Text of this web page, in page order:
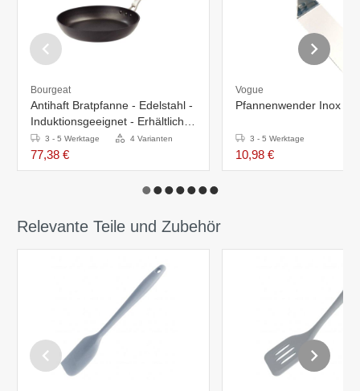
Bourgeat
Antihaft Bratpfanne - Edelstahl -
Induktionsgeeignet - Erhältlich in
4 Größen
3 - 5 Werktage 4 Varianten
77,38 €
Vogue
Pfannenwender Inox -
3 - 5 Werktage
10,98 €
Relevante Teile und Zubehör